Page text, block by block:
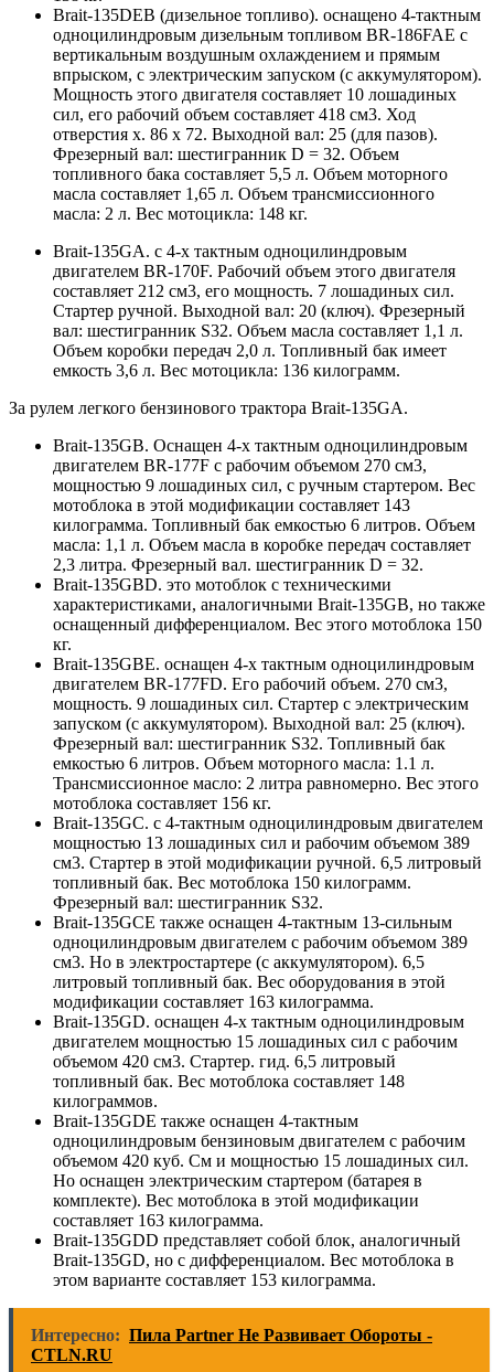
Brait-135DEB (дизельное топливо). оснащено 4-тактным
одноцилиндровым дизельным топливом BR-186FAE с
вертикальным воздушным охлаждением и прямым
впрыском, с электрическим запуском (с аккумулятором).
Мощность этого двигателя составляет 10 лошадиных
сил, его рабочий объем составляет 418 см3. Ход
отверстия x. 86 x 72. Выходной вал: 25 (для пазов).
Фрезерный вал: шестигранник D = 32. Объем
топливного бака составляет 5,5 л. Объем моторного
масла составляет 1,65 л. Объем трансмиссионного
масла: 2 л. Вес мотоцикла: 148 кг.
Brait-135GA. с 4-х тактным одноцилиндровым
двигателем BR-170F. Рабочий объем этого двигателя
составляет 212 см3, его мощность. 7 лошадиных сил.
Стартер ручной. Выходной вал: 20 (ключ). Фрезерный
вал: шестигранник S32. Объем масла составляет 1,1 л.
Объем коробки передач 2,0 л. Топливный бак имеет
емкость 3,6 л. Вес мотоцикла: 136 килограмм.
За рулем легкого бензинового трактора Brait-135GA.
Brait-135GB. Оснащен 4-х тактным одноцилиндровым
двигателем BR-177F с рабочим объемом 270 см3,
мощностью 9 лошадиных сил, с ручным стартером. Вес
мотоблока в этой модификации составляет 143
килограмма. Топливный бак емкостью 6 литров. Объем
масла: 1,1 л. Объем масла в коробке передач составляет
2,3 литра. Фрезерный вал. шестигранник D = 32.
Brait-135GBD. это мотоблок с техническими
характеристиками, аналогичными Brait-135GB, но также
оснащенный дифференциалом. Вес этого мотоблока 150
кг.
Brait-135GBE. оснащен 4-х тактным одноцилиндровым
двигателем BR-177FD. Его рабочий объем. 270 см3,
мощность. 9 лошадиных сил. Стартер с электрическим
запуском (с аккумулятором). Выходной вал: 25 (ключ).
Фрезерный вал: шестигранник S32. Топливный бак
емкостью 6 литров. Объем моторного масла: 1.1 л.
Трансмиссионное масло: 2 литра равномерно. Вес этого
мотоблока составляет 156 кг.
Brait-135GC. с 4-тактным одноцилиндровым двигателем
мощностью 13 лошадиных сил и рабочим объемом 389
см3. Стартер в этой модификации ручной. 6,5 литровый
топливный бак. Вес мотоблока 150 килограмм.
Фрезерный вал: шестигранник S32.
Brait-135GCE также оснащен 4-тактным 13-сильным
одноцилиндровым двигателем с рабочим объемом 389
см3. Но в электростартере (с аккумулятором). 6,5
литровый топливный бак. Вес оборудования в этой
модификации составляет 163 килограмма.
Brait-135GD. оснащен 4-х тактным одноцилиндровым
двигателем мощностью 15 лошадиных сил с рабочим
объемом 420 см3. Стартер. гид. 6,5 литровый
топливный бак. Вес мотоблока составляет 148
килограммов.
Brait-135GDE также оснащен 4-тактным
одноцилиндровым бензиновым двигателем с рабочим
объемом 420 куб. См и мощностью 15 лошадиных сил.
Но оснащен электрическим стартером (батарея в
комплекте). Вес мотоблока в этой модификации
составляет 163 килограмма.
Brait-135GDD представляет собой блок, аналогичный
Brait-135GD, но с дифференциалом. Вес мотоблока в
этом варианте составляет 153 килограмма.
Интересно: Пила Partner Не Развивает Обороты -
CTLN.RU